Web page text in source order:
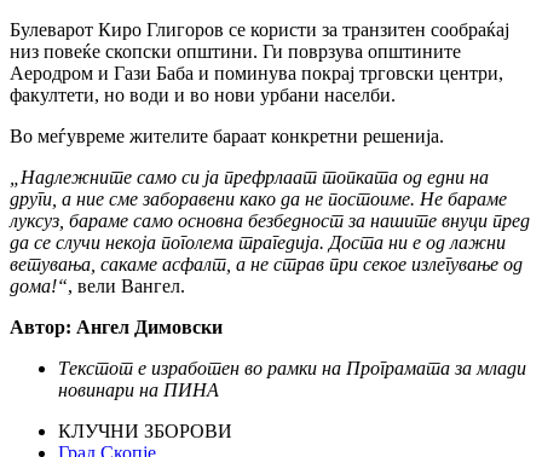
Булеварот Киро Глигоров се користи за транзитен сообраќај
низ повеќе скопски општини. Ги поврзува општините
Аеродром и Гази Баба и поминува покрај трговски центри,
факултети, но води и во нови урбани населби.
Во меѓувреме жителите бараат конкретни решенија.
„Надлежните само си ја префрлаат топката од едни на
други, а ние сме заборавени како да не постоиме. Не бараме
луксуз, бараме само основна безбедност за нашите внуци пред
да се случи некоја поголема трагедија. Доста ни е од лажни
ветувања, сакаме асфалт, а не страв при секое излегување од
дома!“, вели Вангел.
Автор: Ангел Димовски
Текстот е изработен во рамки на Програмата за млади
новинари на ПИНА
КЛУЧНИ ЗБОРОВИ
Град Скопје